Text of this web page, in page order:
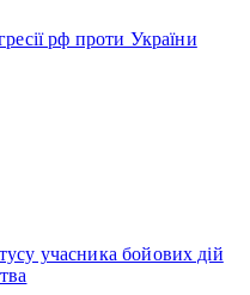
рф проти України
учасника бойових дій